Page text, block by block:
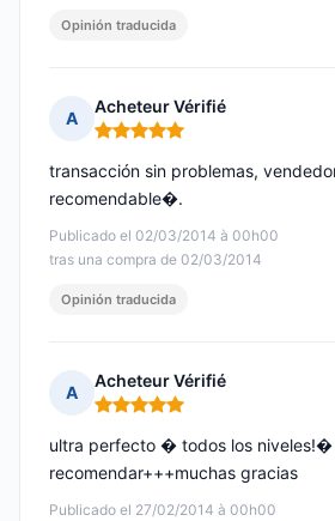
Opinión traducida
A
Acheteur Vérifié
Nota: 5 de 5
Publicado el 02/03/2014 à 00h00
tras una compra de 02/03/2014
transacción sin problemas,
recomendable�.
Opinión traducida
A
Acheteur Vérifié
Nota: 5 de 5
Publicado el 27/02/2014 à 00h00
ultra perfecto � todos los niveles!�
recomendar+++muchas gracias